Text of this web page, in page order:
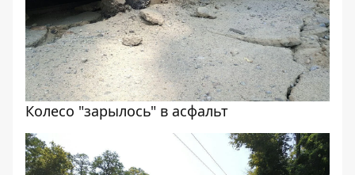
Колесо "зарылось" в асфальт